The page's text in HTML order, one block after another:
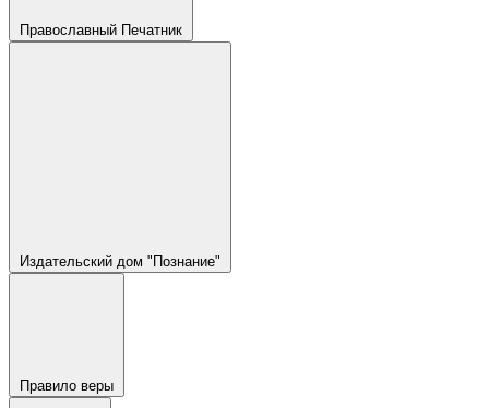
Православный Печатник
Издательский дом "Познание"
Правило веры